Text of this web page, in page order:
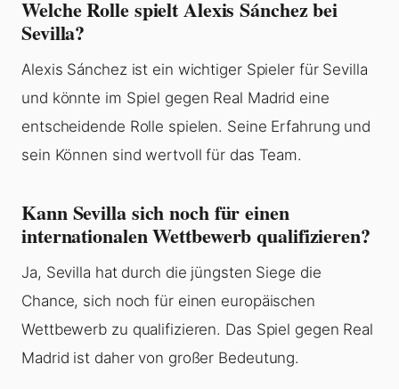
Welche Rolle spielt Alexis Sánchez bei
Sevilla?
Alexis Sánchez ist ein wichtiger Spieler für Sevilla
und könnte im Spiel gegen Real Madrid eine
entscheidende Rolle spielen. Seine Erfahrung und
sein Können sind wertvoll für das Team.
Kann Sevilla sich noch für einen
internationalen Wettbewerb qualifizieren?
Ja, Sevilla hat durch die jüngsten Siege die
Chance, sich noch für einen europäischen
Wettbewerb zu qualifizieren. Das Spiel gegen Real
Madrid ist daher von großer Bedeutung.